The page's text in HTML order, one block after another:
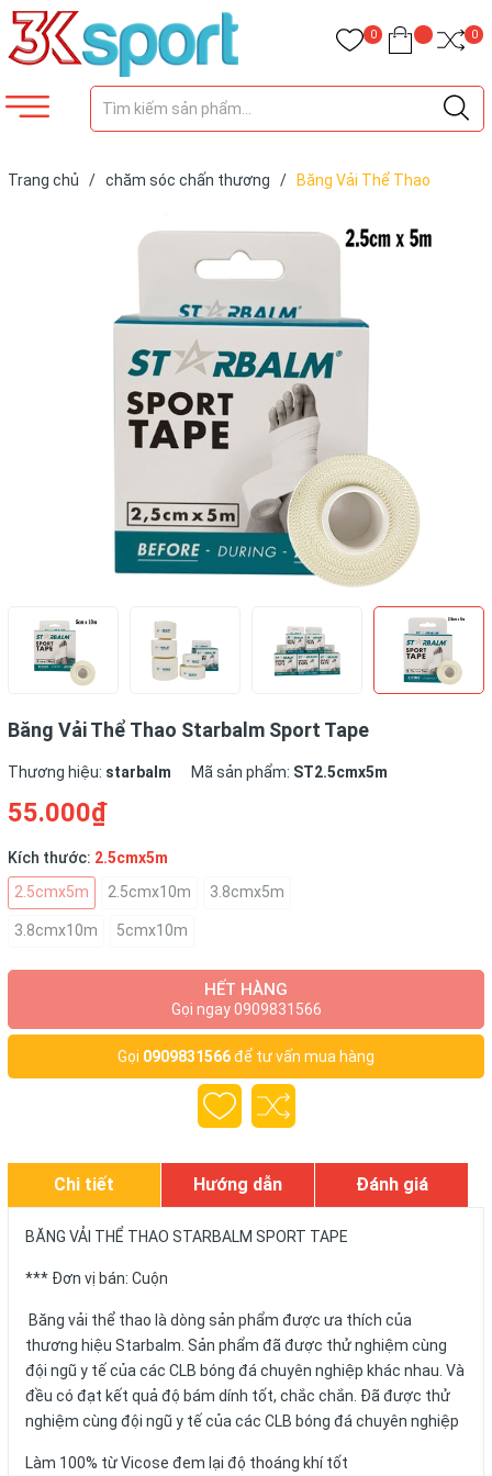
0 0
Trang chủ / chăm sóc chấn thương /
Băng Vải Thể Thao
Băng Vải Thể Thao Starbalm Sport Tape
Thương hiệu: starbalm Mã sản phẩm: ST2.5cmx5m
55.000₫
Kích thước: 2.5cmx5m
2.5cmx5m
2.5cmx10m 3.8cmx5m
3.8cmx10m 5cmx10m
HẾT HÀNG
Gọi ngay 0909831566
Gọi 0909831566để tư vấn mua hàng
Chi tiết Hướng dẫn Đánh giá
BĂNG VẢI THỂ THAO STARBALM SPORT TAPE
*** Đơn vị bán: Cuộn
Băng vải thể thao là dòng sản phẩm được ưa thích của
thương hiệu Starbalm. Sản phẩm đã được thử nghiệm cùng
đội ngũ y tế của các CLB bóng đá chuyên nghiệp khác nhau. Và
đều có đạt kết quả độ bám dính tốt, chắc chắn. Đã được thử
nghiệm cùng đội ngũ y tế của các CLB bóng đá chuyên nghiệp
Làm 100% từ Vicose đem lại độ thoáng khí tốt